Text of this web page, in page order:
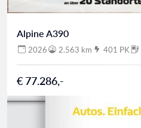
Alpine A390
2026 2.563 km 401 PK
€ 77.286,-